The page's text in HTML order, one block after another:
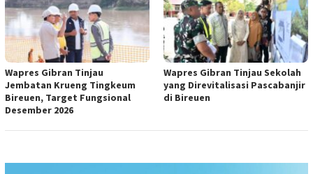
Wapres Gibran Tinjau
Jembatan Krueng Tingkeum
Bireuen, Target Fungsional
Desember 2026
Wapres Gibran Tinjau Sekolah
yang Direvitalisasi Pascabanjir
di Bireuen